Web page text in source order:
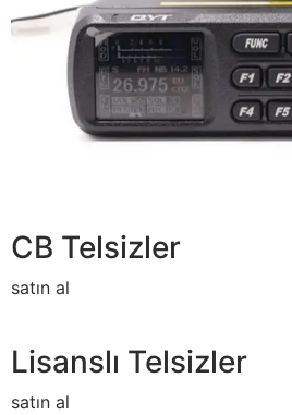
CB Telsizler
satın al
Lisanslı Telsizler
satın al